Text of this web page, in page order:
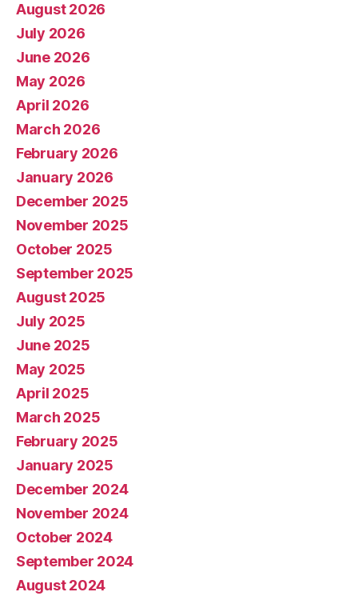
August 2026
July 2026
June 2026
May 2026
April 2026
March 2026
February 2026
January 2026
December 2025
November 2025
October 2025
September 2025
August 2025
July 2025
June 2025
May 2025
April 2025
March 2025
February 2025
January 2025
December 2024
November 2024
October 2024
September 2024
August 2024